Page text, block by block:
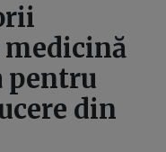
pentru
din